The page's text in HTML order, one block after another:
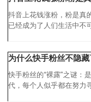
抖音上花钱涨粉，粉是真
已经成为了人们生活中不
为什么快手粉丝不隐
快手粉丝的“裸露”之谜：
代，每个人似乎都在努力